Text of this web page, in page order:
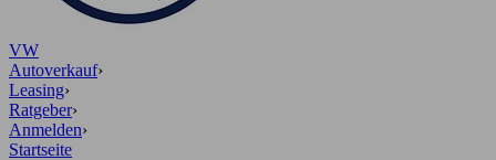
VW
Autoverkauf›
Leasing›
Ratgeber›
Anmelden›
Startseite